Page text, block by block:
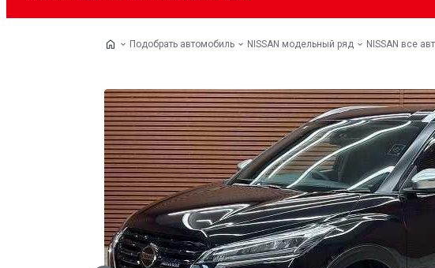
Подобрать автомобиль NISSAN модельный ряд NISSAN все